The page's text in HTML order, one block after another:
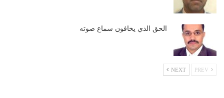
الحق الذي يخافون سماع صوته
NEXT